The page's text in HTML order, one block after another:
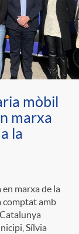
mòbil
marxa
la
marxa de la
comptat amb
Sílvia